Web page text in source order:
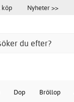
köp Nyheter >>
Dop Bröllop